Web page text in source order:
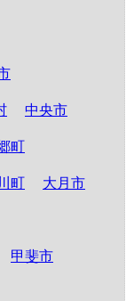
中央市
町
町 大月市
甲斐市